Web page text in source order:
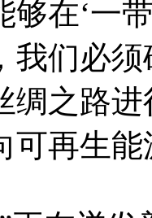
够在‘一
我们必
绸之路
可再生能